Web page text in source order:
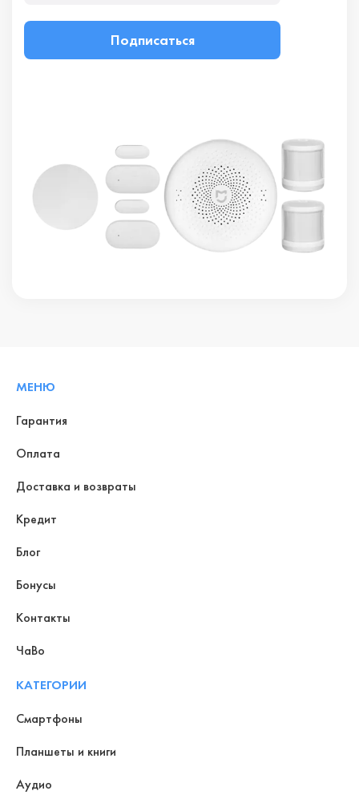
Подписаться
МЕНЮ
Гарантия
Оплата
Доставка и возвраты
Кредит
Блог
Бонусы
Контакты
ЧаВо
КАТЕГОРИИ
Смартфоны
Планшеты и книги
Аудио